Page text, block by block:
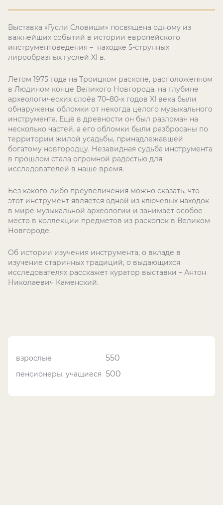
Выставка «Гусли Словиши» посвящена одному из
важнейших событий в истории европейского
инструментоведения – находке 5-струнных
лирообразных гуслей XI в.
Летом 1975 года на Троицком раскопе, расположенном
в Людином конце Великого Новгорода, на глубине
археологических слоёв 70–80-х годов XI века были
обнаружены обломки от некогда целого музыкального
инструмента. Ещё в древности он был разломан на
несколько частей, а его обломки были разбросаны по
территории жилой усадьбы, принадлежавшей
богатому новгородцу. Незавидная судьба инструмента
в прошлом стала огромной радостью для
исследователей в наше время.
Без какого-либо преувеличения можно сказать, что
этот инструмент является одной из ключевых находок
в мире музыкальной археологии и занимает особое
место в коллекции предметов из раскопок в Великом
Новгороде.
Об истории изучения инструмента, о вкладе в
изучение старинных традиций, о выдающихся
исследователях расскажет куратор выставки – Антон
Николаевич Каменский.
взрослые 550
пенсионеры, учащиеся 500